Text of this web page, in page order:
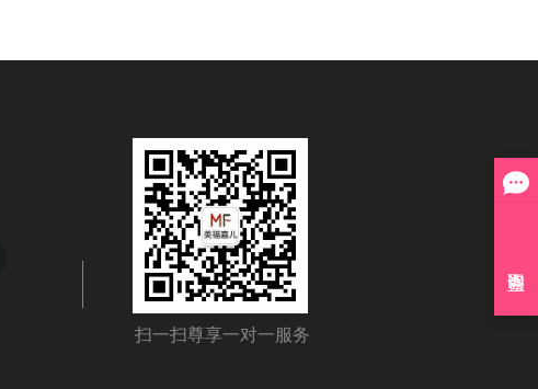
扫一扫尊享一对一服务